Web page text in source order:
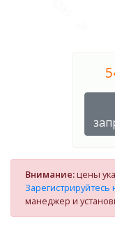
Внимание:цены
манеджер и